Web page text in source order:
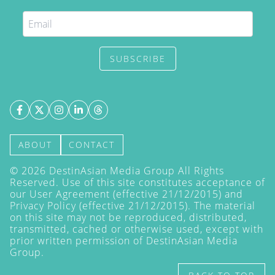
SUBSCRIBE
ABOUT CONTACT
© 2026 DestinAsian Media Group All Rights
Reserved. Use of this site constitutes acceptance of
our User Agreement (effective 21/12/2015) and
Privacy Policy (effective 21/12/2015). The material
on this site may not be reproduced, distributed,
transmitted, cached or otherwise used, except with
prior written permission of DestinAsian Media
Group.